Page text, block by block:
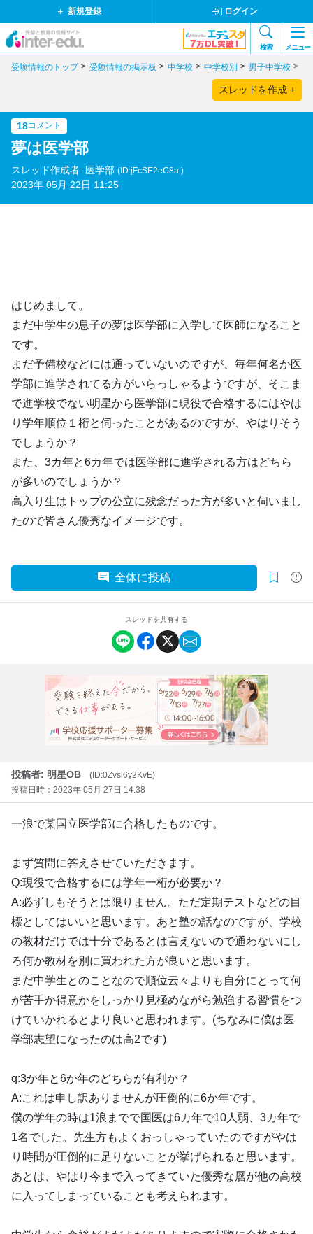
新規登録 ログイン
検索 メニュー
受験情報のトップ 受験情報の掲示板 中学校 中学校別 男子中学校
スレッドを作成 +
18コメント
夢は医学部
スレッド作成者: 医学部 (ID:jFcSE2eC8a.)
2023年 05月 22日 11:25
はじめまして。
まだ中学生の息子の夢は医学部に入学して医師になること
です。
まだ予備校などには通っていないのですが、毎年何名か医
学部に進学されてる方がいらっしゃるようですが、そこま
で進学校でない明星から医学部に現役で合格するにはやは
り学年順位１桁と伺ったことがあるのですが、やはりそう
でしょうか？
また、3カ年と6カ年では医学部に進学される方はどちら
が多いのでしょうか？
高入り生はトップの公立に残念だった方が多いと伺いまし
たので皆さん優秀なイメージです。
全体に投稿
スレッドを共有する
投稿者: 明星OB
(ID:0Zvsl6y2KvE)
投稿日時：2023年 05月 27日 14:38
一浪で某国立医学部に合格したものです。
まず質問に答えさせていただきます。
Q:現役で合格するには学年一桁が必要か？
A:必ずしもそうとは限りません。ただ定期テストなどの目
標としてはいいと思います。あと塾の話なのですが、学校
の教材だけでは十分であるとは言えないので通わないにし
ろ何か教材を別に買われた方が良いと思います。
まだ中学生とのことなので順位云々よりも自分にとって何
が苦手か得意かをしっかり見極めながら勉強する習慣をつ
けていかれるとより良いと思われます。(ちなみに僕は医
学部志望になったのは高2です)
q:3か年と6か年のどちらが有利か？
A:これは申し訳ありませんが圧倒的に6か年です。
僕の学年の時は1浪までで国医は6カ年で10人弱、3カ年で
1名でした。先生方もよくおっしゃっていたのですがやは
り時間が圧倒的に足りないことが挙げられると思います。
あとは、やはり今まで入ってきていた優秀な層が他の高校
に入ってしまっていることも考えられます。